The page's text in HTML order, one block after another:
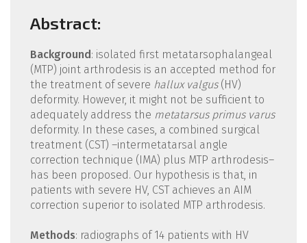
Abstract:
Background : isolated first metatarsophalangeal
(MTP) joint arthrodesis is an accepted method for
the treatment of severe hallux valgus(HV)
deformity. However, it might not be sufficient to
adequately address the metatarsus primus varus
deformity. In these cases, a combined surgical
treatment (CST) –intermetatarsal angle
correction technique (IMA) plus MTP arthrodesis–
has been proposed. Our hypothesis is that, in
patients with severe HV, CST achieves an AIM
correction superior to isolated MTP arthrodesis.
Methods: radiographs of 14 patients with HV